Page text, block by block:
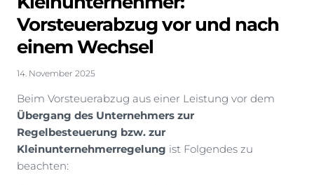
Vorsteuerabzug vor und nach
einem Wechsel
14. November 2025
Beim Vorsteuerabzug aus einer Leistung vor dem
Übergang des Unternehmers zur
Regelbesteuerung bzw. zur
Kleinunternehmerregelung ist Folgendes zu
beachten: